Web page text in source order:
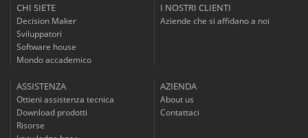
CHI SIETE
Decision Maker
Sviluppatori
Software house
Mondo accademico
I NOSTRI CLIENTI
Aziende che si affidano a noi
ASSISTENZA
Ottieni assistenza tecnica
Download prodotti
Risorse
AZIENDA
About us
Contattaci